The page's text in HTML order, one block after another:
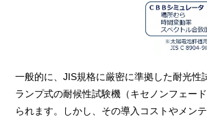
一般的に、JIS規格に厳密に準拠した耐光性
ランプ式の耐候性試験機（キセノンフェー
られます。しかし、その導入コストやメン